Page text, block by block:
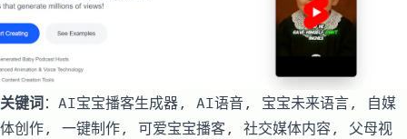
关键词：AI宝宝播客生成器, AI语音, 宝宝未来语言, 自媒
体创作, 一键制作, 可爱宝宝播客, 社交媒体内容, 父母视